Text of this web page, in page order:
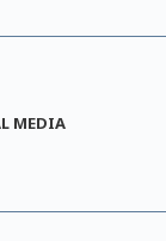
MEDIA